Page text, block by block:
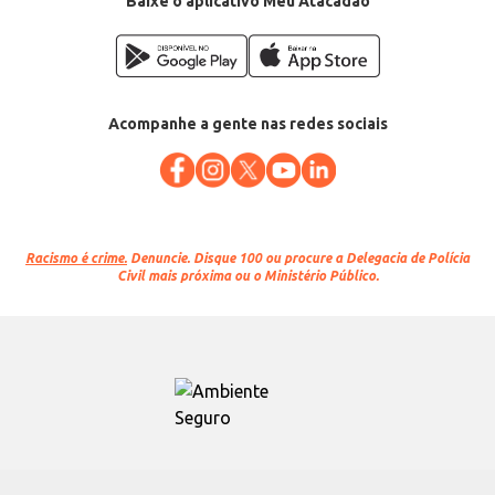
Acompanhe a gente nas redes sociais
Racismo é crime. Denuncie. Disque 100 ou procure a Delegacia de Polícia
Civil mais próxima ou o Ministério Público.